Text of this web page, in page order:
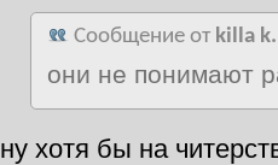
Сообщение от killa k.
они не понимают
ну хотя бы на